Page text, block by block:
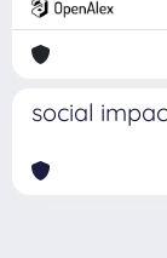
social